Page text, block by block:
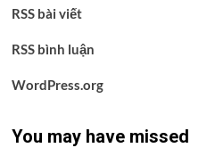
RSS bài viết
RSS bình luận
WordPress.org
You may have missed